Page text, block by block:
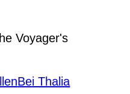
Bei Thalia